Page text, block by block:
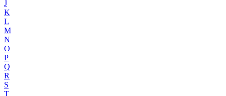
J
K
L
M
N
O
P
Q
R
S
T